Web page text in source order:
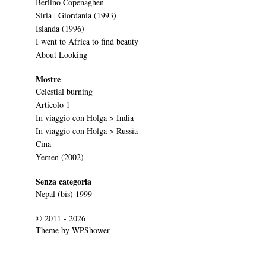
Siria | Giordania (1993)
Islanda (1996)
I went to Africa to find beauty
About Looking
Mostre
Celestial burning
Articolo 1
In viaggio con Holga > India
In viaggio con Holga > Russia
Cina
Yemen (2002)
Senza categoria
Nepal (bis) 1999
© 2011 - 2026
Theme by WPShower